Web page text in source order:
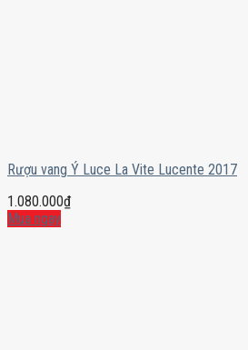
Rượu vang Ý Luce La Vite Lucente 2017
1.080.000₫
Mua ngay